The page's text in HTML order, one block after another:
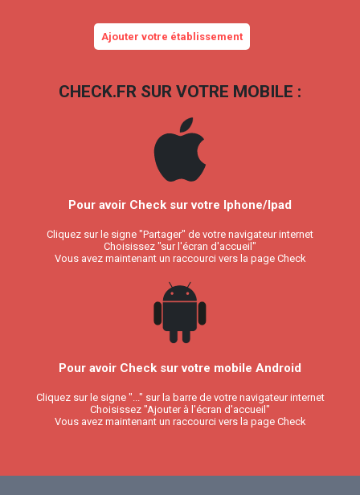
Ajouter votre établissement
CHECK.FR SUR VOTRE MOBILE :
Pour avoir Check sur votre Iphone/Ipad
Cliquez sur le signe "Partager" de votre navigateur internet
Choisissez "sur l'écran d'accueil"
Vous avez maintenant un raccourci vers la page Check
Pour avoir Check sur votre mobile Android
Cliquez sur le signe "..." sur la barre de votre navigateur internet
Choisissez "Ajouter à l'écran d'accueil"
Vous avez maintenant un raccourci vers la page Check